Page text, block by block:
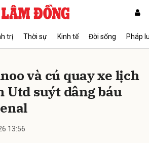
trị Thời sự Kinh tế Đời sống Pháp
và cú quay xe lịch
Utd suýt dâng báu
13:56